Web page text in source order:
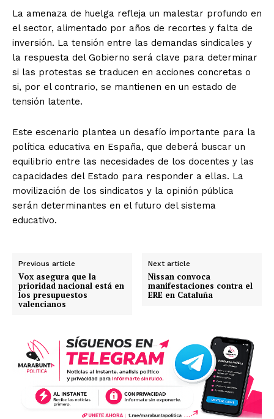
La amenaza de huelga refleja un malestar profundo en
el sector, alimentado por años de recortes y falta de
inversión. La tensión entre las demandas sindicales y
la respuesta del Gobierno será clave para determinar
si las protestas se traducen en acciones concretas o
si, por el contrario, se mantienen en un estado de
tensión latente.
Este escenario plantea un desafío importante para la
política educativa en España, que deberá buscar un
equilibrio entre las necesidades de los docentes y las
capacidades del Estado para responder a ellas. La
movilización de los sindicatos y la opinión pública
serán determinantes en el futuro del sistema
educativo.
Previous article
Vox asegura que la
prioridad nacional está en
los presupuestos
valencianos
Next article
Nissan convoca
manifestaciones contra el
ERE en Cataluña